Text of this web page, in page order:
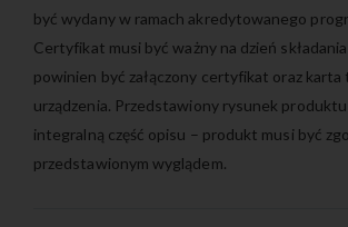
być wydany w ramach akredytowanego
Certyfikat musi być ważny na dzień
powinien być załączony certyfikat oraz karta
urządzenia. Przedstawiony rysunek
integralną część opisu – produkt musi być
przedstawionym wyglądem.